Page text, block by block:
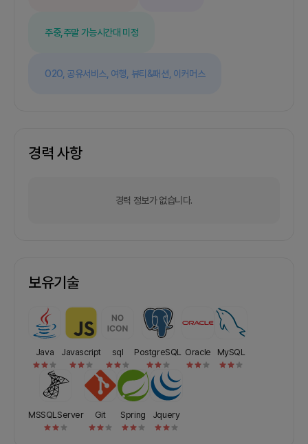
주중,주말 가능시간대 미정
O2O, 공유서비스, 여행, 뷰티&패션, 이커머스
경력 사항
경력 정보가 없습니다.
보유기술
Java Javascript sql PostgreSQL Oracle MySQL
MSSQLServer Git Spring Jquery